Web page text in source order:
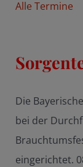
Alle Termine
Die
bei der
eingerichtet.